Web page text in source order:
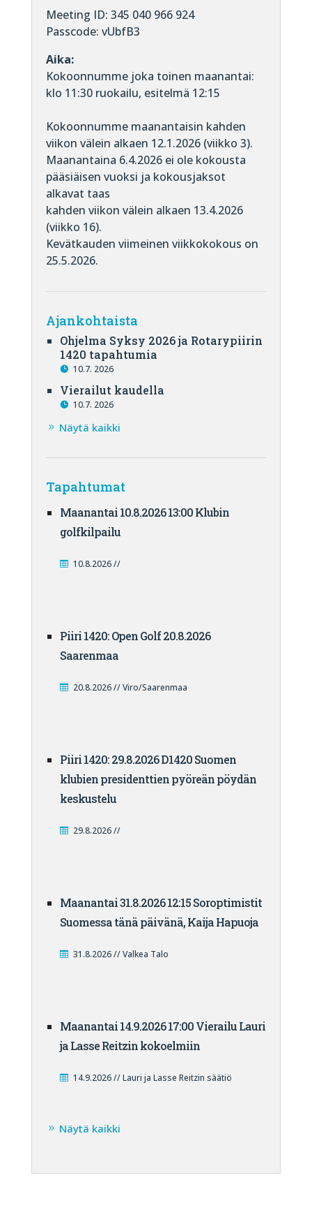
Meeting ID: 345 040 966 924
Passcode: vUbfB3
Aika:
Kokoonnumme joka toinen maanantai:
klo 11:30 ruokailu, esitelmä 12:15
Kokoonnumme maanantaisin kahden
viikon välein alkaen 12.1.2026 (viikko 3).
Maanantaina 6.4.2026 ei ole kokousta
pääsiäisen vuoksi ja kokousjaksot
alkavat taas
kahden viikon välein alkaen 13.4.2026
(viikko 16).
Kevätkauden viimeinen viikkokokous on
25.5.2026.
Ajankohtaista
Ohjelma Syksy 2026 ja Rotarypiirin
1420 tapahtumia
10.7. 2026
Vierailut kaudella
10.7. 2026
Näytä kaikki
Tapahtumat
Maanantai 10.8.2026 13:00 Klubin
golfkilpailu
10.8.2026 //
Piiri 1420: Open Golf 20.8.2026
Saarenmaa
20.8.2026 // Viro/Saarenmaa
Piiri 1420: 29.8.2026 D1420 Suomen
klubien presidenttien pyöreän pöydän
keskustelu
29.8.2026 //
Maanantai 31.8.2026 12:15 Soroptimistit
Suomessa tänä päivänä, Kaija Hapuoja
31.8.2026 // Valkea Talo
Maanantai 14.9.2026 17:00 Vierailu Lauri
ja Lasse Reitzin kokoelmiin
14.9.2026 // Lauri ja Lasse Reitzin säätiö
Näytä kaikki